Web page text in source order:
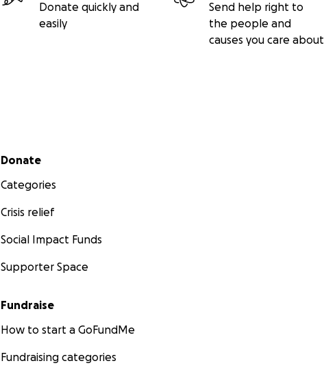
Donate quickly and
easily
Send help right to
the people and
causes you care about
Secondary menu
Donate
Categories
Crisis relief
Social Impact Funds
Supporter Space
Fundraise
How to start a GoFundMe
Fundraising categories